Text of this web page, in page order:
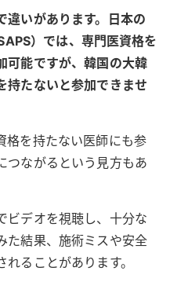
違いがあります。日本の
）では、専門医資格を
可能ですが、韓国の大韓
持たないと参加できませ
を持たない医師にも参
つながるという見方もあ
デオを視聴し、十分な
た結果、施術ミスや安全
ることがあります。